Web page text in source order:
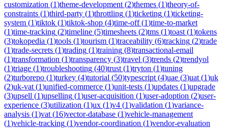
customization (1)theme-development (2)themes (1)theory-of-
constraints (1)third-party (1)throttling (1)ticketing (1)ticketing-
system (1)tiktok (1)tiktok-shop (4)time-off(1)time-to-market
(1)time-tracking (2)timeline (5)timesheets (2)tms (1)toast (1)tokens
(3)tokopedia (1)tools (1)tourism (1)traceability (6)tracking (2)trade
(1)trade-secrets (1)trading (1)training (8)transactional-email
(1)transformation (1)transparency (3)travel (3)trends (2)trendyol
(1)triage (1)troubleshooting (40)trust (1)tryton (1)tuning
(2)turborepo (1)turkey (4)tutorial (50)typescript (4)uae (3)uat (1)uk
(2)uk-vat (1)unified-commerce (1)unit-tests (1)updates (1)upgrade
(3)upsell (1)upselling (1)user-acquisition (1)user-adoption (2)user-
experience (3)utilization (1)ux (1)v4 (1)validation (1)variance-
analysis (1)vat (16)vector-database (1)vehicle-management
(1)vehicle-tracking (1)vendor-coordination (1)vendor-evaluation